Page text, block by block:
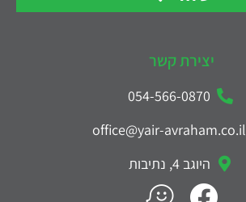
יצירת קשר
054-566-0870
office@yair-avraham.co.il
היוגב 4, נתיבות